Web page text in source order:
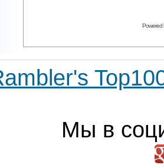
Powered
Мы в